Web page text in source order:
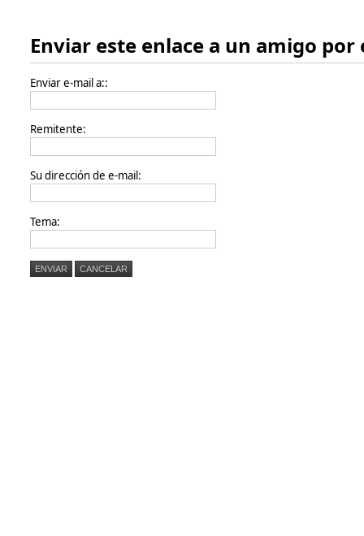
Enviar este enlace a un amigo por
Enviar e-mail a::
Remitente:
Su dirección de e-mail:
Tema:
ENVIAR CANCELAR